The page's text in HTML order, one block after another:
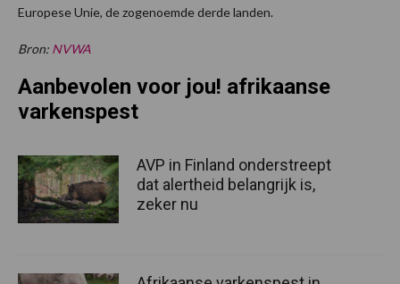
Europese Unie, de zogenoemde derde landen.
Bron: NVWA
Aanbevolen voor jou! afrikaanse
varkenspest
AVP in Finland onderstreept
dat alertheid belangrijk is,
zeker nu